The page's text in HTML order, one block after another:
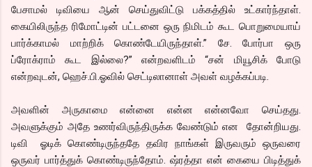
பேசாமல் டிவியை ஆன் செய்துவிட்டு பக்கத்தில் உட்கார்ந்தாள்.
கையிலிருந்த ரிமோட்டின் பட்டனை ஒரு நிமிடம் கூட பொறுமையாய்
பார்க்காமல் மாற்றிக் கொண்டேயிருந்தாள்.” சே. போர்பா ஒரு
ப்ரோக்ராம் கூட இல்லை?” என்றவளிடம் “சன் மியூசிக் போடு
என்றவுடன், ஹெச்.பி.ஓவில் செட்டிலானாள் அவள் வழக்கப்படி.
அவளின் அருகாமை என்னை என்ன என்னவோ செய்தது.
அவளுக்கும் அதே உணர்விருந்திருக்க வேண்டும் என தோன்றியது.
டிவி ஓடிக் கொண்டிருந்ததே தவிர நாங்கள் இருவரும் ஒருவரை
ஒருவர் பார்த்துக் கொண்டிருந்தோம். ஷ்ரத்தா என் கையை பிடித்துக்